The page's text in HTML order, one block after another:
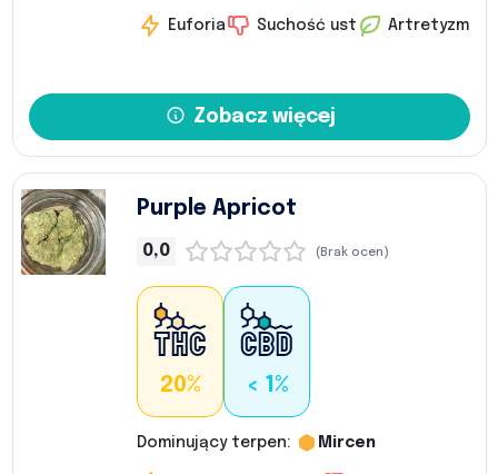
Euforia Suchość ust Artretyzm
Zobacz więcej
Purple Apricot
0,0 (Brak ocen)
20% < 1%
Dominujący terpen: Mircen